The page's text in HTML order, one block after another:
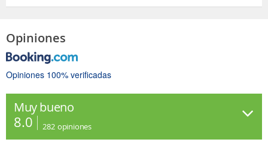
Opiniones
Opiniones 100% verificadas
Muy bueno
8.0 282 opiniones